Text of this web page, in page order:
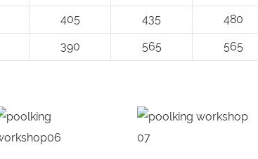
405 435 480
390 565 565